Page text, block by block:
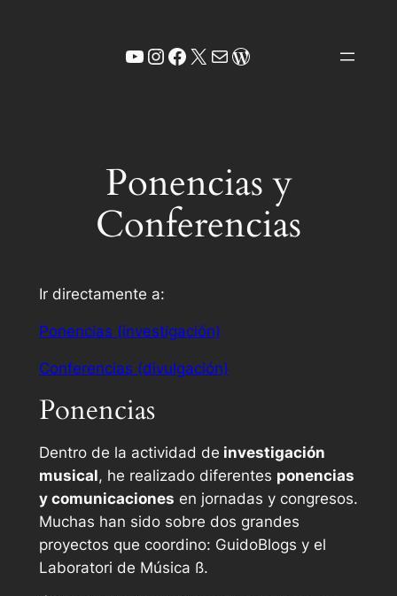
YouTube
Instagram
Facebook
X Correo electrónico
WordPress
Ponencias y
Conferencias
Ir directamente a:
Ponencias (investigación)
Conferencias (divulgación)
Ponencias
Dentro de la actividad de investigación
musical, he realizado diferentes ponencias
y comunicaciones en jornadas y congresos.
Muchas han sido sobre dos grandes
proyectos que coordino: GuidoBlogs y el
Laboratori de Música ß.